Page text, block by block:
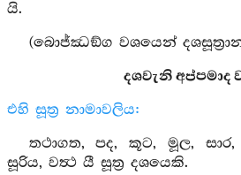
යි.
(බොජ්ඣඞ්ග වශයෙන්
දශවැනි අප්පමාද
එහි සූත්‍ර නාමාවලිය:
තථාගත, පද, කූට, මූල, සාර,
සූරිය, වත්‍ථ යී සූත්‍ර දශයෙකි.